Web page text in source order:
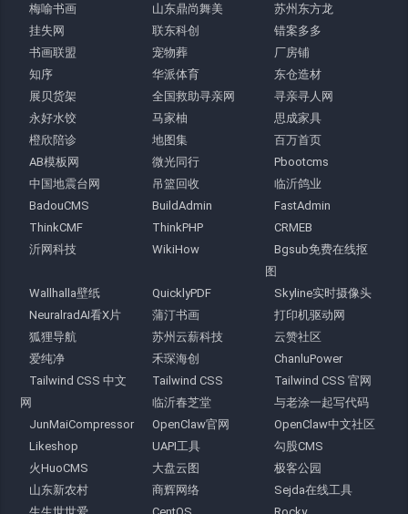
梅喻书画
山东鼎尚舞美
苏州东方龙
挂失网
联东科创
错案多多
书画联盟
宠物葬
厂房铺
知序
华派体育
东仓造材
展贝货架
全国救助寻亲网
寻亲寻人网
永好水饺
马家柚
思成家具
橙欣陪诊
地图集
百万首页
AB模板网
微光同行
Pbootcms
中国地震台网
吊篮回收
临沂鸽业
BadouCMS
BuildAdmin
FastAdmin
ThinkCMF
ThinkPHP
CRMEB
沂网科技
WikiHow
Bgsub免费在线抠
图
Wallhalla壁纸
QuicklyPDF
Skyline实时摄像头
NeuralradAI看X片
蒲汀书画
打印机驱动网
狐狸导航
苏州云薪科技
云赞社区
爱纯净
禾琛海创
ChanluPower
Tailwind CSS 中文
网
Tailwind CSS
Tailwind CSS 官网
临沂春芝堂
与老涂一起写代码
JunMaiCompressor
OpenClaw官网
OpenClaw中文社区
Likeshop
UAPI工具
勾股CMS
火HuoCMS
大盘云图
极客公园
山东新农村
商辉网络
Sejda在线工具